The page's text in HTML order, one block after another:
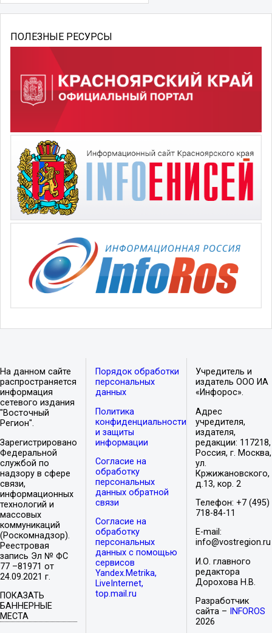
ПОЛЕЗНЫЕ РЕСУРСЫ
На данном сайте
распространяется
информация
сетевого издания
"Восточный
Регион".
Зарегистрировано
Федеральной
службой по
надзору в сфере
связи,
информационных
технологий и
массовых
коммуникаций
(Роскомнадзор).
Реестровая
запись Эл № ФС
77 –81971 от
24.09.2021 г.
ПОКАЗАТЬ
БАННЕРНЫЕ
МЕСТА
Порядок обработки
персональных
данных
Политика
конфиденциальности
и защиты
информации
Согласие на
обработку
персональных
данных обратной
связи
Согласие на
обработку
персональных
данных с помощью
сервисов
Yandex.Metrika,
LiveInternet,
top.mail.ru
Учредитель и
издатель ООО ИА
«Инфорос».
Адрес
учредителя,
издателя,
редакции: 117218,
Россия, г. Москва,
ул.
Кржижановского,
д.13, кор. 2
Телефон: +7 (495)
718-84-11
E-mail:
info@vostregion.ru
И.О. главного
редактора
Дорохова Н.В.
Разработчик
сайта –
INFOROS
2026